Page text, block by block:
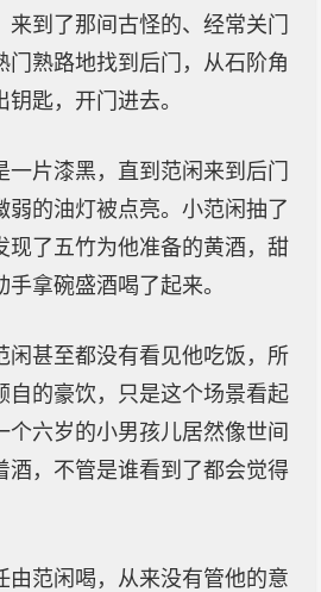
到了那间古怪的、经常关门
门熟路地找到后门，从石阶角
钥匙，开门进去。
一片漆黑，直到范闲来到后门
弱的油灯被点亮。小范闲抽了
现了五竹为他准备的黄酒，甜
拿碗盛酒喝了起来。
闲甚至都没有看见他吃饭，所
自的豪饮，只是这个场景看起
个六岁的小男孩儿居然像世间
酒，不管是谁看到了都会觉得
由范闲喝，从来没有管他的意